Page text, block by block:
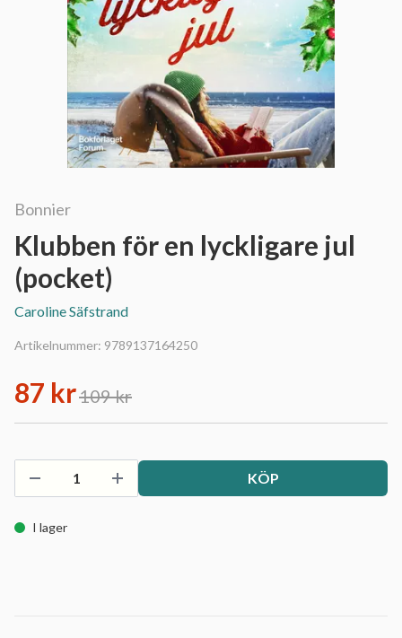
Bonnier
Klubben för en lyckligare jul
(pocket)
Caroline Säfstrand
Artikelnummer: 9789137164250
87 kr109 kr
KÖP
I lager